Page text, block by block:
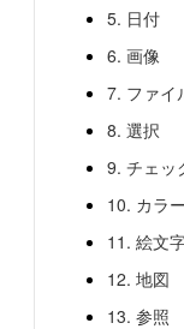
5. 日付
6. 画像
7. ファイ
8. 選択
9. チェッ
10. カラー
11. 絵文
12. 地図
13. 参照